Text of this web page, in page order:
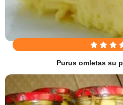
Purus omletas su